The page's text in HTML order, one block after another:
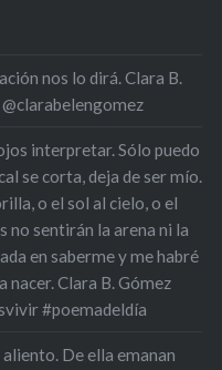
nos lo dirá. Clara B.
interpretar. Sólo puedo
se corta, deja de ser mío.
o el sol al cielo, o el
no sentirán la arena ni la
en saberme y me habré
nacer. Clara B. Gómez
#poemadeldía
De ella emanan